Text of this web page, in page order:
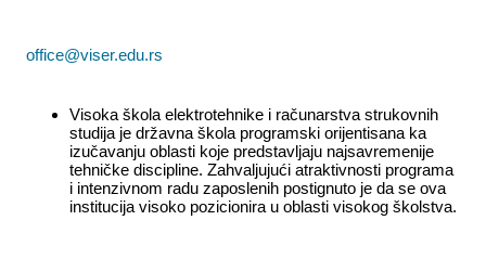
office@viser.edu.rs
Visoka škola elektrotehnike i računarstva strukovnih
studija je državna škola programski orijentisana ka
izučavanju oblasti koje predstavljaju najsavremenije
tehničke discipline. Zahvaljujući atraktivnosti programa
i intenzivnom radu zaposlenih postignuto je da se ova
institucija visoko pozicionira u oblasti visokog školstva.